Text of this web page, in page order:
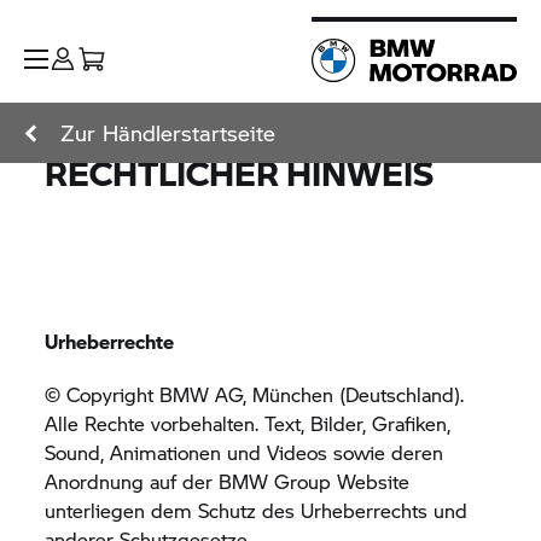
Zur Händlerstartseite
RECHTLICHER HINWEIS
Urheberrechte
© Copyright BMW AG, München (Deutschland).
Alle Rechte vorbehalten. Text, Bilder, Grafiken,
Sound, Animationen und Videos sowie deren
Anordnung auf der BMW Group Website
unterliegen dem Schutz des Urheberrechts und